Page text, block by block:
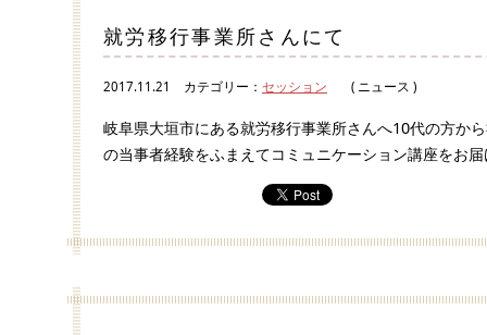
就労移行事業所さんにて
2017.11.21 カテゴリー： セッション ( ニュース )
岐阜県大垣市にある就労移行事業所さんへ10代の方か
の当事者経験をふまえてコミュニケーション講座をお